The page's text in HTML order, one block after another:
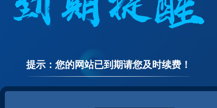
提示：您的网站已到期请您及时续费！